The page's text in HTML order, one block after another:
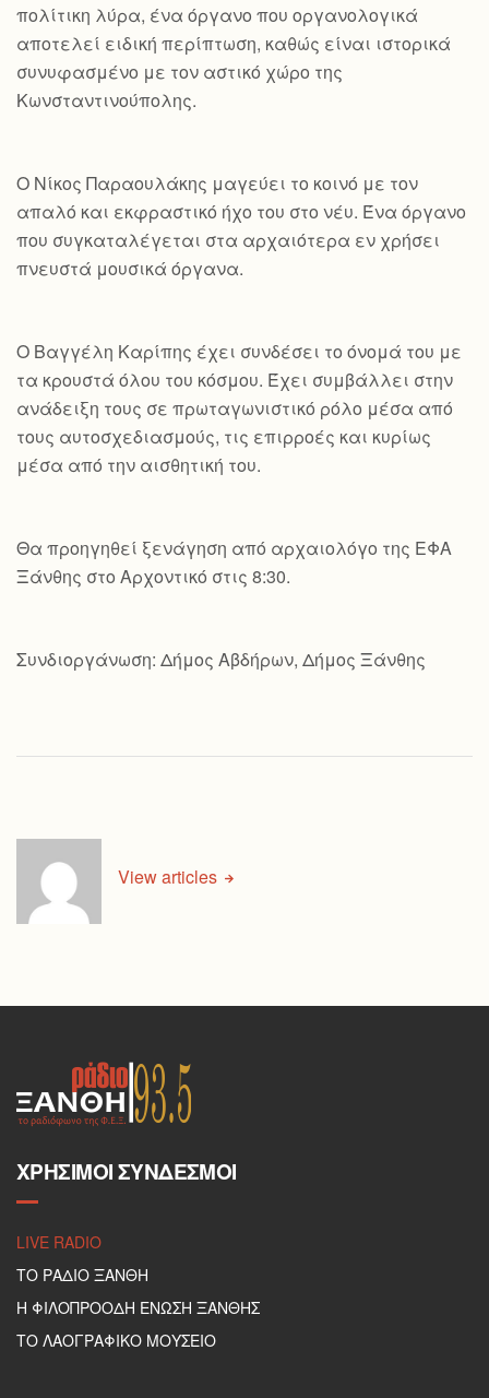
πολίτικη λύρα, ένα όργανο που οργανολογικά
αποτελεί ειδική περίπτωση, καθώς είναι ιστορικά
συνυφασμένο με τον αστικό χώρο της
Κωνσταντινούπολης.
Ο Νίκος Παραουλάκης μαγεύει το κοινό με τον
απαλό και εκφραστικό ήχο του στο νέυ. Ένα όργανο
που συγκαταλέγεται στα αρχαιότερα εν χρήσει
πνευστά μουσικά όργανα.
Ο Βαγγέλη Καρίπης έχει συνδέσει το όνομά του με
τα κρουστά όλου του κόσμου. Έχει συμβάλλει στην
ανάδειξη τους σε πρωταγωνιστικό ρόλο μέσα από
τους αυτοσχεδιασμούς, τις επιρροές και κυρίως
μέσα από την αισθητική του.
Θα προηγηθεί ξενάγηση από αρχαιολόγο της ΕΦΑ
Ξάνθης στο Αρχοντικό στις 8:30.
Συνδιοργάνωση: Δήμος Αβδήρων, Δήμος Ξάνθης
View articles
ΧΡΉΣΙΜΟΙ ΣΎΝΔΕΣΜΟΙ
LIVE RADIO
ΤΟ ΡΑΔΙΟ ΞΑΝΘΗ
Η ΦΙΛΟΠΡΟΟΔΗ ΕΝΩΣΗ ΞΑΝΘΗΣ
ΤΟ ΛΑΟΓΡΑΦΙΚΟ ΜΟΥΣΕΙΟ